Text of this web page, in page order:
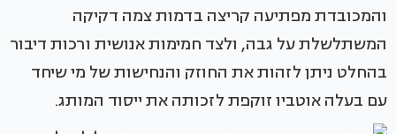
והמכובדת מפתיעה קריצה בדמות צמה דקיקה
המשתלשלת על גבה, ולצד חמימות אנושית ורכות דיבור
בהחלט ניתן לזהות את החוזק והנחישות של מי שיחד
עם בעלה אוטביו זוקפת לזכותה את ייסוד המותג.